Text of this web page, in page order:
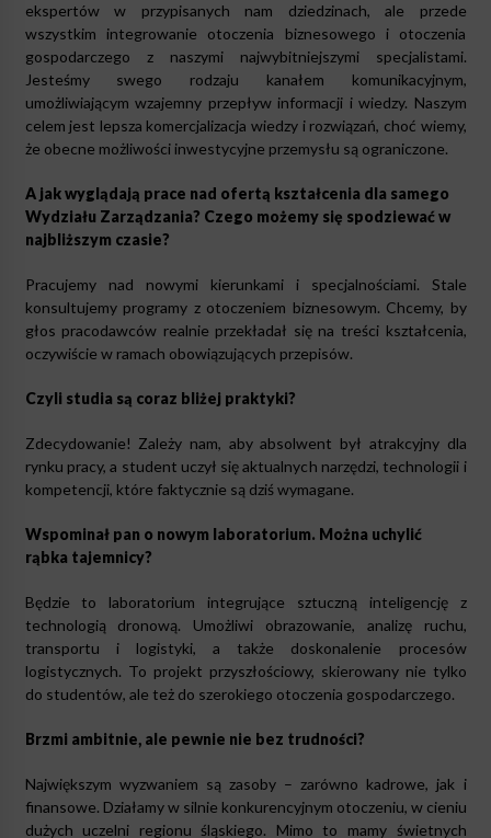
ekspertów w przypisanych nam dziedzinach, ale przede
wszystkim integrowanie otoczenia biznesowego i otoczenia
gospodarczego z naszymi najwybitniejszymi specjalistami.
Jesteśmy swego rodzaju kanałem komunikacyjnym,
umożliwiającym wzajemny przepływ informacji i wiedzy. Naszym
celem jest lepsza komercjalizacja wiedzy i rozwiązań, choć wiemy,
że obecne możliwości inwestycyjne przemysłu są ograniczone.
A jak wyglądają prace nad ofertą kształcenia dla samego
Wydziału Zarządzania? Czego możemy się spodziewać w
najbliższym czasie?
Pracujemy nad nowymi kierunkami i specjalnościami. Stale
konsultujemy programy z otoczeniem biznesowym. Chcemy, by
głos pracodawców realnie przekładał się na treści kształcenia,
oczywiście w ramach obowiązujących przepisów.
Czyli studia są coraz bliżej praktyki?
Zdecydowanie! Zależy nam, aby absolwent był atrakcyjny dla
rynku pracy, a student uczył się aktualnych narzędzi, technologii i
kompetencji, które faktycznie są dziś wymagane.
Wspominał pan o nowym laboratorium. Można uchylić
rąbka tajemnicy?
Będzie to laboratorium integrujące sztuczną inteligencję z
technologią dronową. Umożliwi obrazowanie, analizę ruchu,
transportu i logistyki, a także doskonalenie procesów
logistycznych. To projekt przyszłościowy, skierowany nie tylko
do studentów, ale też do szerokiego otoczenia gospodarczego.
Brzmi ambitnie, ale pewnie nie bez trudności?
Największym wyzwaniem są zasoby – zarówno kadrowe, jak i
finansowe. Działamy w silnie konkurencyjnym otoczeniu, w cieniu
dużych uczelni regionu śląskiego. Mimo to mamy świetnych